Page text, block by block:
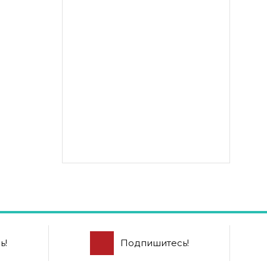
Подпишитесь!